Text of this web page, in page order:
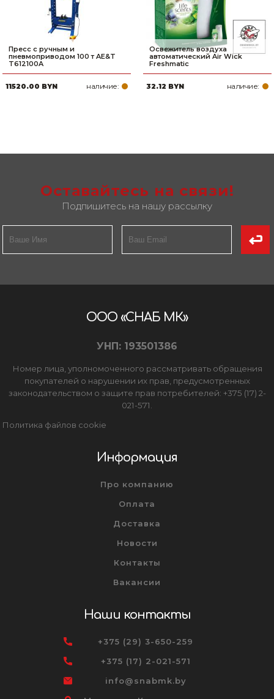
Пресс с ручным и
пневмоприводом 100 т AE&T
T612100A
11520.00 BYN наличие:
Освежитель воздуха
автоматический Air Wick
Freshmatic
32.12 BYN наличие:
Оставайтесь на связи!
Подпишитесь на нашу рассылку
ООО «СНАБ МК»
УНП: 193501386
Номер лица, уполномоченного рассматривать обращения
покупателей о нарушении их прав, предусмотренных
законодательством о защите прав потребителей: +375 (17) 2-
021-571.
Политика файлов cookie
Информация
Про компанию
Оплата
Доставка
Новости
Контакты
Вакансии
Наши контакты
+375 (29) 3-650-259
+375 (17) 2-021-571
info@snabmk.by